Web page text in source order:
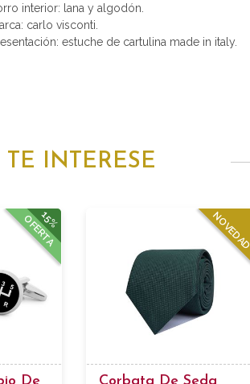
interior: lana y algodón.
carlo visconti.
estuche de cartulina made in italy.
INTERESE
15%
OFERTA NOVEDAD